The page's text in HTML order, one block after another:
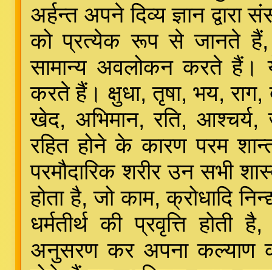
अर्हन्त अपने दिव्य ज्ञान
को प्रत्येक रूप से जानते हैं,
सामान्य अवलोकन करते
करते हैं। क्षुधा, तृषा, भय, राग,
खेद, अभिमान, रति,
रहित होने के कारण परम
परमौदारिक शरीर उन सभी
होता है, जो काम, क्रोधादि
धर्मतीर्थ की प्रवृत्ति
अनुसरण कर अपना कल्याण